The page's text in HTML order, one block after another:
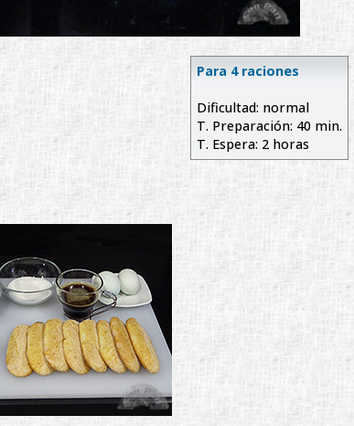
Para 4 raciones
Dificultad: normal
T. Preparación: 40 min.
T. Espera: 2 horas